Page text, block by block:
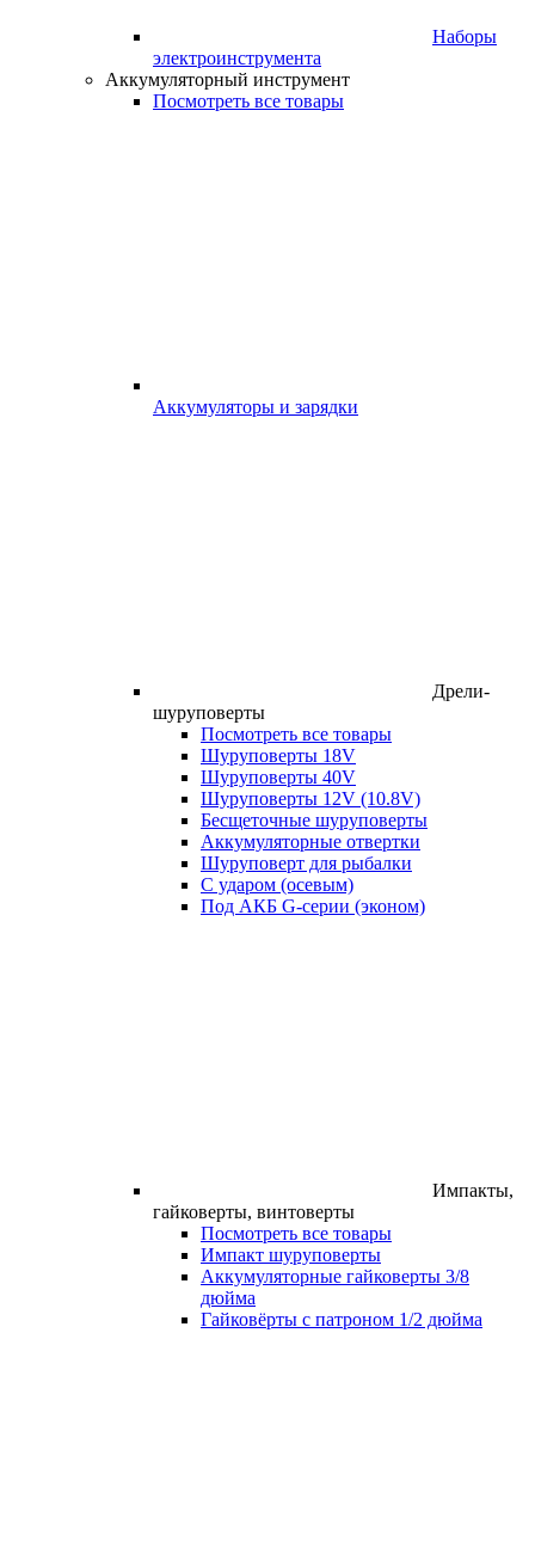
Наборы
электроинструмента
Аккумуляторный инструмент
Посмотреть все товары
Аккумуляторы и зарядки
Дрели-
шуруповерты
Посмотреть все товары
Шуруповерты 18V
Шуруповерты 40V
Шуруповерты 12V (10.8V)
Бесщеточные шуруповерты
Аккумуляторные отвертки
Шуруповерт для рыбалки
С ударом (осевым)
Под АКБ G-серии (эконом)
Импакты,
гайковерты, винтоверты
Посмотреть все товары
Импакт шуруповерты
Аккумуляторные гайковерты 3/8
дюйма
Гайковёрты с патроном 1/2 дюйма